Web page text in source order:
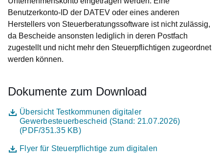
Benutzerkonto-ID der DATEV oder eines anderen
Herstellers von Steuerberatungssoftware ist nicht zulässig,
da Bescheide ansonsten lediglich in deren Postfach
zugestellt und nicht mehr den Steuerpflichtigen zugeordnet
werden können.
Dokumente zum Download
DateiÜbersicht Testkommunen digitaler
Gewerbesteuerbescheid (Stand: 21.07.2026)
(PDF/351.35 KB)
Öffnet sich in einem neuen Fenster
DateiFlyer für Steuerpflichtige zum digitalen
Öffnet sich in einem neuen Fenster